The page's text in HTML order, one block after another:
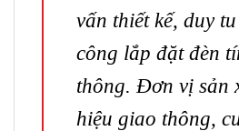
vấn thiết kế, duy
công lắp đặt đèn
thông. Đơn vị sản
hiệu giao thông,